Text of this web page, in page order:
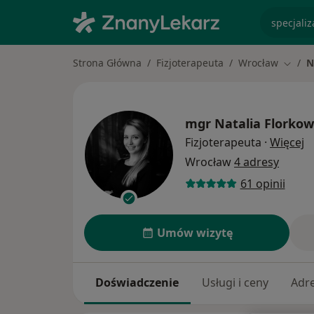
Strona Główna Fizjoterapeuta Wrocław
mgr Natalia
Fizjoterapeuta · Więcej
Wrocław4 adresy
61 opinii
Umów wizytę
Doświadczenie Usługi i ceny